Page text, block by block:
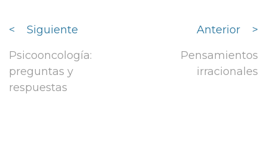
<
Siguiente
Psicooncología:
preguntas y
respuestas
Anterior
>
Pensamientos
irracionales